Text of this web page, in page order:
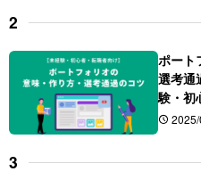
ポート
選考通
験・初